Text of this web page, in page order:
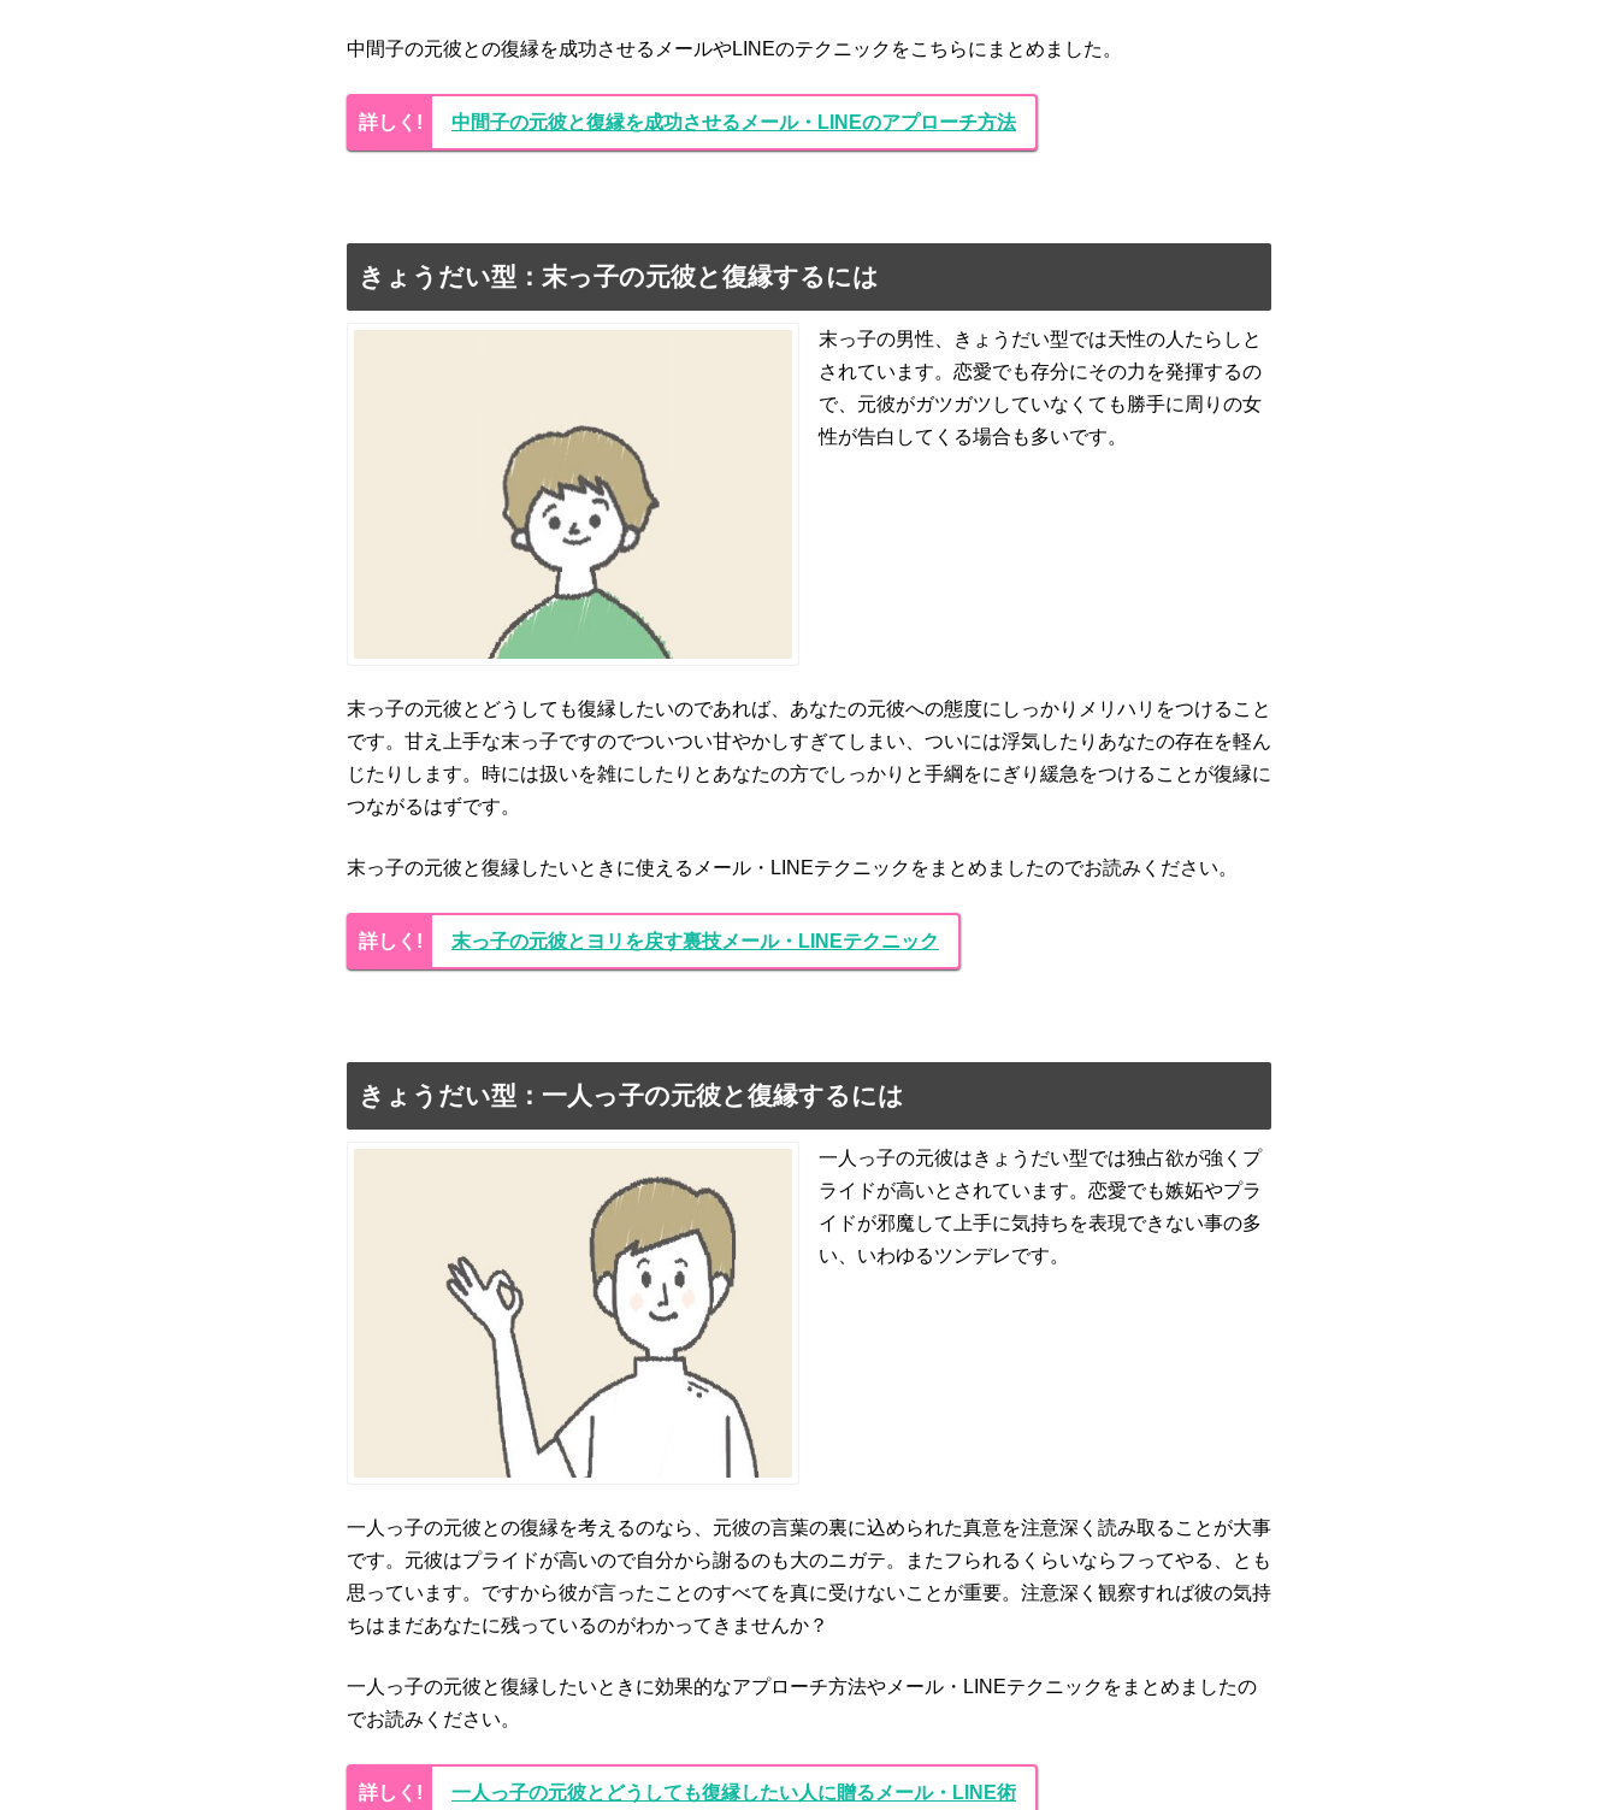
中間子の元彼との復縁を成功させるメールやLINEのテクニックをこちらにまとめました。
中間子の元彼と復縁を成功させるメール・LINEのアプローチ方法
きょうだい型：末っ子の元彼と復縁するには
末っ子の男性、きょうだい型では天性の人たらしと
されています。恋愛でも存分にその力を発揮するの
で、元彼がガツガツしていなくても勝手に周りの女
性が告白してくる場合も多いです。
末っ子の元彼とどうしても復縁したいのであれば、あなたの元彼への態度にしっかりメリハリをつけること
です。甘え上手な末っ子ですのでついつい甘やかしすぎてしまい、ついには浮気したりあなたの存在を軽ん
じたりします。時には扱いを雑にしたりとあなたの方でしっかりと手綱をにぎり緩急をつけることが復縁に
つながるはずです。
末っ子の元彼と復縁したいときに使えるメール・LINEテクニックをまとめましたのでお読みください。
末っ子の元彼とヨリを戻す裏技メール・LINEテクニック
きょうだい型：一人っ子の元彼と復縁するには
一人っ子の元彼はきょうだい型では独占欲が強くプ
ライドが高いとされています。恋愛でも嫉妬やプラ
イドが邪魔して上手に気持ちを表現できない事の多
い、いわゆるツンデレです。
一人っ子の元彼との復縁を考えるのなら、元彼の言葉の裏に込められた真意を注意深く読み取ることが大事
です。元彼はプライドが高いので自分から謝るのも大のニガテ。またフられるくらいならフってやる、とも
思っています。ですから彼が言ったことのすべてを真に受けないことが重要。注意深く観察すれば彼の気持
ちはまだあなたに残っているのがわかってきませんか？
一人っ子の元彼と復縁したいときに効果的なアプローチ方法やメール・LINEテクニックをまとめましたの
でお読みください。
一人っ子の元彼とどうしても復縁したい人に贈るメール・LINE術